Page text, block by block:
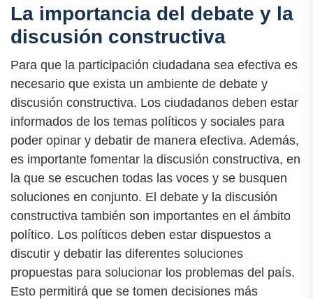
La importancia del debate y la
discusión constructiva
Para que la participación ciudadana sea efectiva es
necesario que exista un ambiente de debate y
discusión constructiva. Los ciudadanos deben estar
informados de los temas políticos y sociales para
poder opinar y debatir de manera efectiva. Además,
es importante fomentar la discusión constructiva, en
la que se escuchen todas las voces y se busquen
soluciones en conjunto. El debate y la discusión
constructiva también son importantes en el ámbito
político. Los políticos deben estar dispuestos a
discutir y debatir las diferentes soluciones
propuestas para solucionar los problemas del país.
Esto permitirá que se tomen decisiones más